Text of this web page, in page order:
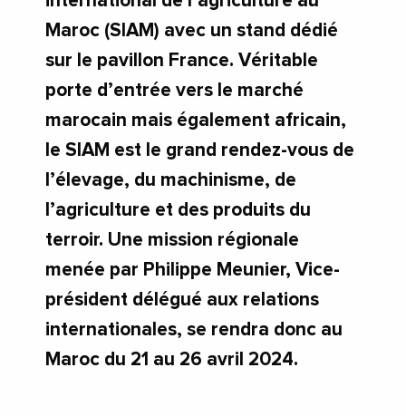
Maroc (SIAM) avec un stand dédié
sur le pavillon France. Véritable
porte d’entrée vers le marché
marocain mais également africain,
le SIAM est le grand rendez-vous de
l’élevage, du machinisme, de
l’agriculture et des produits du
terroir. Une mission régionale
menée par Philippe Meunier, Vice-
président délégué aux relations
internationales, se rendra donc au
Maroc du 21 au 26 avril 2024.